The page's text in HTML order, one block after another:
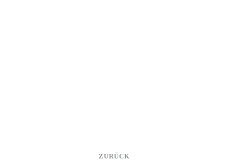
ZURÜCK